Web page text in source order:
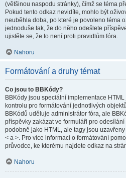
(většinou naspodu stránky), čímž se téma
Pokud tento odkaz nevidíte, mohlo být
neuběhla doba, po které je povoleno téma
jednoduše tak, že do něho odešlete
ujistěte se, že to není proti pravidlům fóra.
Nahoru
Formátování a druhy témat
Co jsou to BBKódy?
BBKódy jsou speciální implementace
kontrolu pro formátování jednotlivých
BBKódů uděluje administrátor fóra, ale
příspěvky zakázat ve formuláři pro
podobně jako HTML, ale tagy jsou
< a >. Pro více informací o formátování
průvodce, ke kterému najdete odkaz na
Nahoru